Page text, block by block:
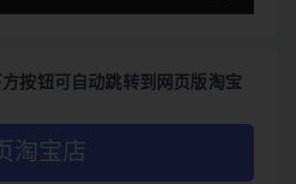
按钮可自动跳转到网页版淘宝
淘宝店